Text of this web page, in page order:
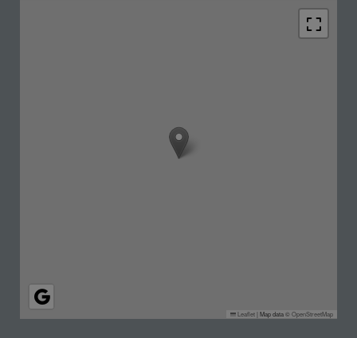
Leaflet| Map data ©OpenStreetMap